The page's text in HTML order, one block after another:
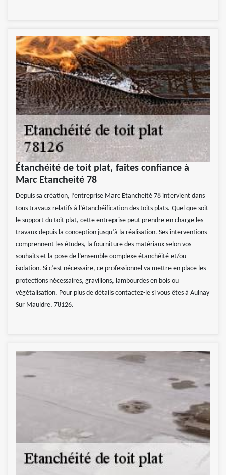
Étanchéité de toit plat, faites confiance à
Marc Etancheité 78
Depuis sa création, l’entreprise Marc Etancheité 78 intervient dans
tous travaux relatifs à l’étanchéification des toits plats. Quel que soit
le support du toit plat, cette entreprise peut prendre en charge les
travaux depuis la conception jusqu’à la réalisation. Ses interventions
comprennent les études, la fourniture des matériaux selon vos
souhaits et la pose de l’ensemble complexe étanchéité et/ou
isolation. Si c’est nécessaire, ce professionnel va mettre en place les
protections nécessaires, gravillons, lambourdes en bois ou
végétalisation. Pour plus de détails contactez-le si vous êtes à Aulnay
Sur Mauldre, 78126.